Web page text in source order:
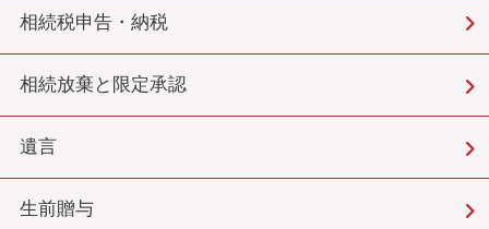
相続税申告・納税
相続放棄と限定承認
遺言
生前贈与